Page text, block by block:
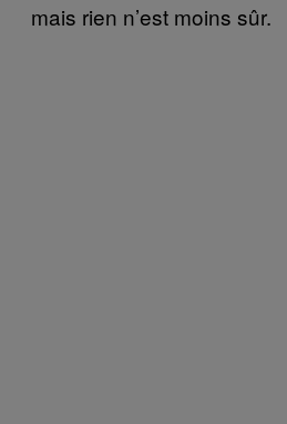
mais rien n’est moins sûr.